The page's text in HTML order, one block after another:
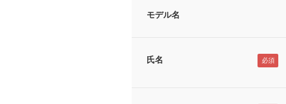
モデル名
氏名